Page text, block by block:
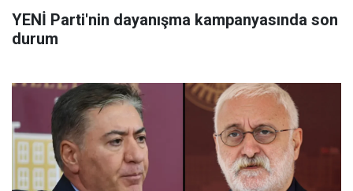
YENİ Parti'nin dayanışma kampanyasında son
durum